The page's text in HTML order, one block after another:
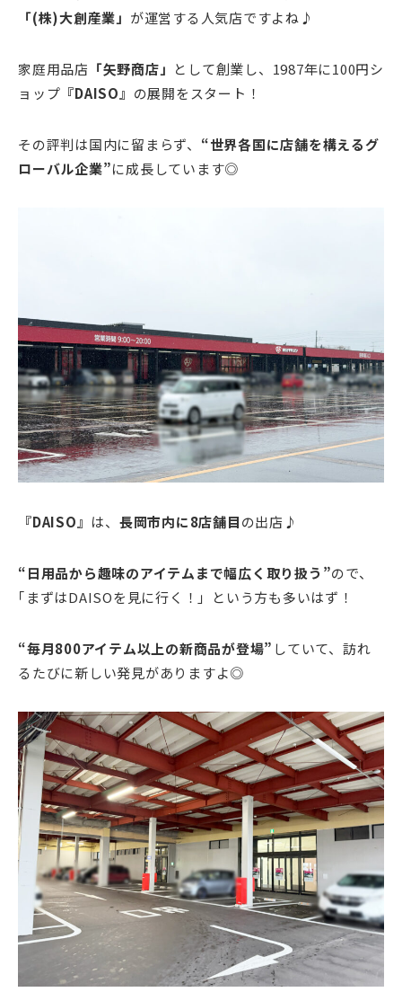
「(株)大創産業」 が運営する人気店ですよね♪
家庭用品店 「矢野商店」 として創業し、1987年に100円シ
ョップ 『DAISO』 の展開をスタート！
その評判は国内に留まらず、 “世界各国に店舗を構えるグ
ローバル企業”に成長しています◎
『DAISO』 は、 長岡市内に8店舗目の出店♪
“日用品から趣味のアイテムまで幅広く取り扱う”ので、
｢まずはDAISOを見に行く！」という方も多いはず！
“毎月800アイテム以上の新商品が登場” していて、訪れ
るたびに新しい発見がありますよ◎